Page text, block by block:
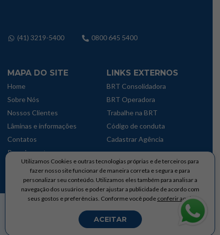
(41) 3219-5400 0800 645 5400
MAPA DO SITE
Home
Sobre Nós
Nossos Clientes
Lâminas e informações
Contatos
Parcelamentos
Política de privacidade
LINKS EXTERNOS
BRT Consolidadora
BRT Operadora
Trabalhe na BRT
Código de conduta
Cadastrar Agência
Brementur Agencia de Turismo Ltda © Copyright 2024 – Todos os direitos
Desenvolvido porJuCamillo Web Co.
Utilizamos Cookies e outras tecnologias próprias e de terceiros para
fazer nosso site funcionar de maneira correta e segura e para
personalizar seu conteúdo. Utilizamos eles também para analisar a
navegação dos usuários e poder ajustar a publicidade de acordo com
seus gostos e preferências. Conforme você pode conferir aqui.
ACEITAR